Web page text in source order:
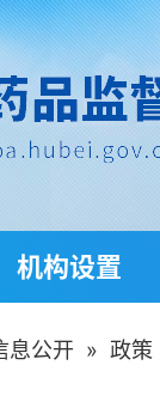
机构设置
息公开 » 政策